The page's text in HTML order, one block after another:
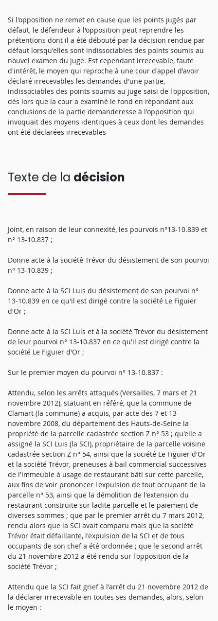
Si l'opposition ne remet en cause que les points jugés par
défaut, le défendeur à l'opposition peut reprendre les
prétentions dont il a été débouté par la décision rendue par
défaut lorsqu'elles sont indissociables des points soumis au
nouvel examen du juge. Est cependant irrecevable, faute
d'intérêt, le moyen qui reproche à une cour d'appel d'avoir
déclaré irrecevables les demandes d'une partie,
indissociables des points soumis au juge saisi de l'opposition,
dès lors que la cour a examiné le fond en répondant aux
conclusions de la partie demanderesse à l'opposition qui
invoquait des moyens identiques à ceux dont les demandes
ont été déclarées irrecevables
Texte de la décision
Joint, en raison de leur connexité, les pourvois n°13-10.839 et
n° 13-10.837 ;
Donne acte à la société Trévor du désistement de son pourvoi
n° 13-10.839 ;
Donne acte à la SCI Luis du désistement de son pourvoi n°
13-10.839 en ce qu'il est dirigé contre la société Le Figuier
d'Or ;
Donne acte à la SCI Luis et à la société Trévor du désistement
de leur pourvoi n° 13-10.837 en ce qu'il est dirigé contre la
société Le Figuier d'Or ;
Sur le premier moyen du pourvoi n° 13-10.837 :
Attendu, selon les arrêts attaqués (Versailles, 7 mars et 21
novembre 2012), statuant en référé, que la commune de
Clamart (la commune) a acquis, par acte des 7 et 13
novembre 2008, du département des Hauts-de-Seine la
propriété de la parcelle cadastrée section Z n° 53 ; qu'elle a
assigné la SCI Luis (la SCI), propriétaire de la parcelle voisine
cadastrée section Z n° 54, ainsi que la société Le Figuier d'Or
et la société Trévor, preneuses à bail commercial successives
de l'immeuble à usage de restaurant bâti sur cette parcelle,
aux fins de voir prononcer l'expulsion de tout occupant de la
parcelle n° 53, ainsi que la démolition de l'extension du
restaurant construite sur ladite parcelle et le paiement de
diverses sommes ; que par le premier arrêt du 7 mars 2012,
rendu alors que la SCI avait comparu mais que la société
Trévor était défaillante, l'expulsion de la SCI et de tous
occupants de son chef a été ordonnée ; que le second arrêt
du 21 novembre 2012 a été rendu sur l'opposition de la
société Trévor ;
Attendu que la SCI fait grief à l'arrêt du 21 novembre 2012 de
la déclarer irrecevable en toutes ses demandes, alors, selon
le moyen :